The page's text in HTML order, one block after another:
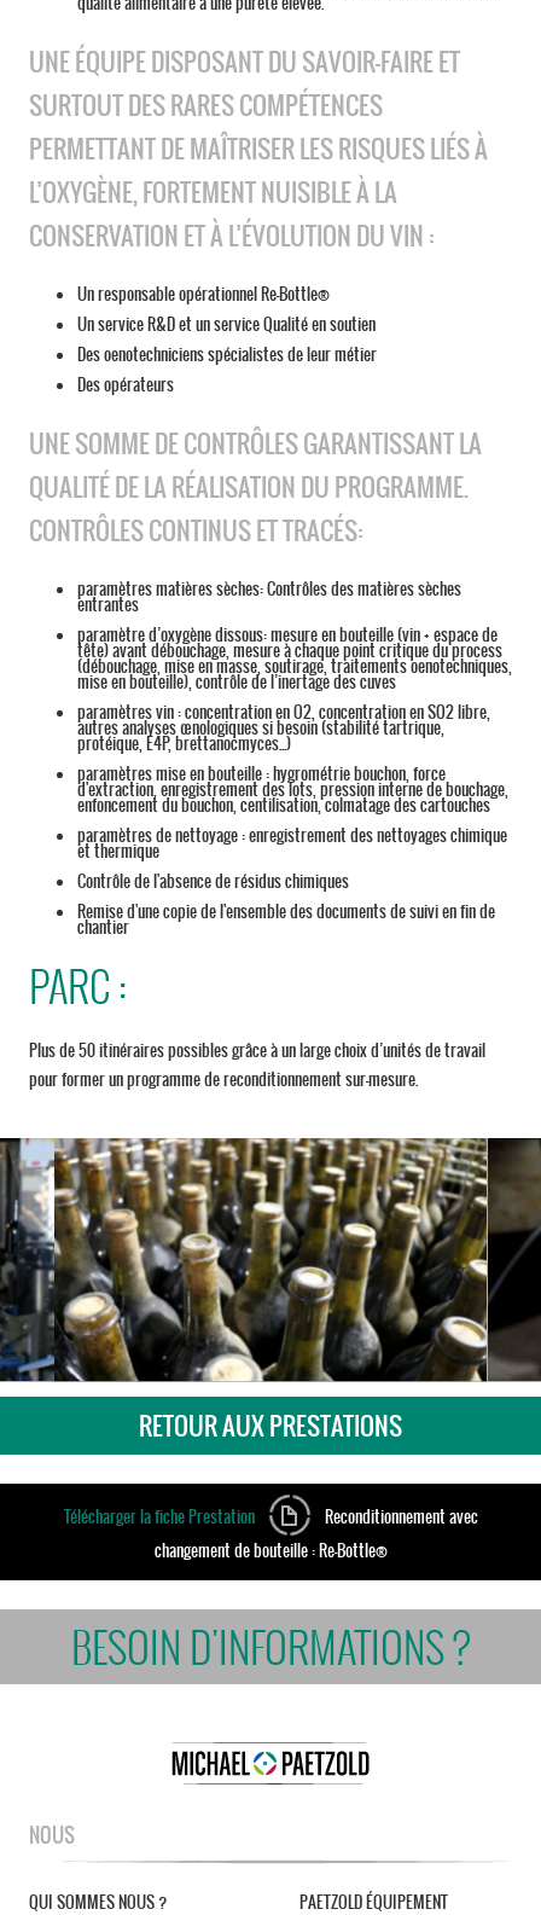
UNE ÉQUIPE DISPOSANT DU SAVOIR-FAIRE ET
SURTOUT DES RARES COMPÉTENCES
PERMETTANT DE MAÎTRISER LES RISQUES LIÉS À
L’OXYGÈNE, FORTEMENT NUISIBLE À LA
CONSERVATION ET À L’ÉVOLUTION DU VIN :
Un responsable opérationnel Re-Bottle®
Un service R&D et un service Qualité en soutien
Des oenotechniciens spécialistes de leur métier
Des opérateurs
UNE SOMME DE CONTRÔLES GARANTISSANT LA
QUALITÉ DE LA RÉALISATION DU PROGRAMME.
CONTRÔLES CONTINUS ET TRACÉS:
paramètres matières sèches: Contrôles des matières sèches
entrantes
paramètre d’oxygène dissous: mesure en bouteille (vin + espace de
tête) avant débouchage, mesure à chaque point critique du process
(débouchage, mise en masse, soutirage, traitements oenotechniques,
mise en bouteille), contrôle de l’inertage des cuves
paramètres vin : concentration en O2, concentration en SO2 libre,
autres analyses œnologiques si besoin (stabilité tartrique,
protéique, E4P, brettanocmyces...)
paramètres mise en bouteille : hygrométrie bouchon, force
d'extraction, enregistrement des lots, pression interne de bouchage,
enfoncement du bouchon, centilisation, colmatage des cartouches
paramètres de nettoyage : enregistrement des nettoyages chimique
et thermique
Contrôle de l'absence de résidus chimiques
Remise d'une copie de l'ensemble des documents de suivi en fin de
chantier
PARC :
Plus de 50 itinéraires possibles grâce à un large choix d’unités de travail
pour former un programme de reconditionnement sur-mesure.
RETOUR AUX PRESTATIONS
Télécharger la fiche Prestation
Reconditionnement avec
changement de bouteille : Re-Bottle®
BESOIN D'INFORMATIONS ?
NOUS
QUI SOMMES NOUS ? PAETZOLD ÉQUIPEMENT